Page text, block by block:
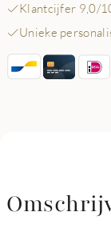
Klantcijfer 9,0/
Unieke